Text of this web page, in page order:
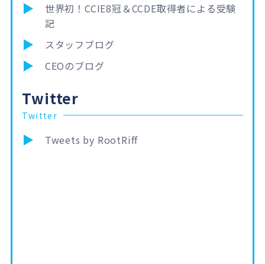
世界初！CCIE8冠＆CCDE取得者による受験
記
スタッフブログ
CEOのブログ
Twitter
Twitter
Tweets by RootRiff